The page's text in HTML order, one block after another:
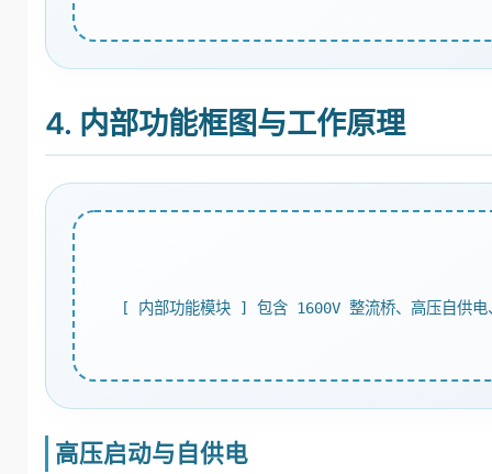
4. 内部功能框图与工作原理
[ 内部功能模块 ] 包含 1600V 整流桥、高压自供电
高压启动与自供电